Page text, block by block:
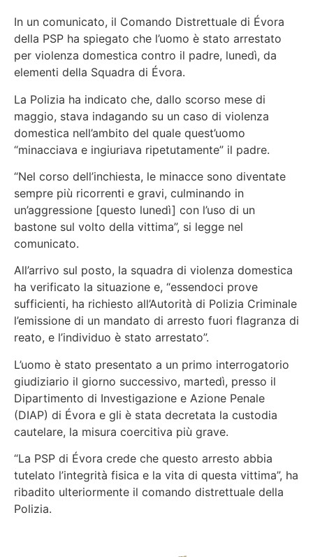
In un comunicato, il Comando Distrettuale di Évora
della PSP ha spiegato che l’uomo è stato arrestato
per violenza domestica contro il padre, lunedì, da
elementi della Squadra di Évora.
La Polizia ha indicato che, dallo scorso mese di
maggio, stava indagando su un caso di violenza
domestica nell’ambito del quale quest’uomo
“minacciava e ingiuriava ripetutamente” il padre.
“Nel corso dell’inchiesta, le minacce sono diventate
sempre più ricorrenti e gravi, culminando in
un’aggressione [questo lunedì] con l’uso di un
bastone sul volto della vittima”, si legge nel
comunicato.
All’arrivo sul posto, la squadra di violenza domestica
ha verificato la situazione e, “essendoci prove
sufficienti, ha richiesto all’Autorità di Polizia Criminale
l’emissione di un mandato di arresto fuori flagranza di
reato, e l’individuo è stato arrestato”.
L’uomo è stato presentato a un primo interrogatorio
giudiziario il giorno successivo, martedì, presso il
Dipartimento di Investigazione e Azione Penale
(DIAP) di Évora e gli è stata decretata la custodia
cautelare, la misura coercitiva più grave.
“La PSP di Évora crede che questo arresto abbia
tutelato l’integrità fisica e la vita di questa vittima”, ha
ribadito ulteriormente il comando distrettuale della
Polizia.